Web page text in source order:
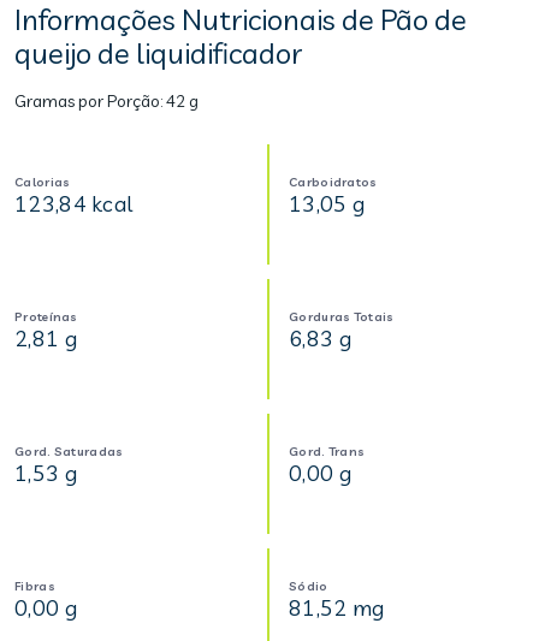
Informações Nutricionais de Pão de
queijo de liquidificador
Gramas por Porção:42 g
Calorias
123,84 kcal
Carboidratos
13,05 g
Proteínas
2,81 g
Gorduras Totais
6,83 g
Gord. Saturadas
1,53 g
Gord. Trans
0,00 g
Fibras
0,00 g
Sódio
81,52 mg